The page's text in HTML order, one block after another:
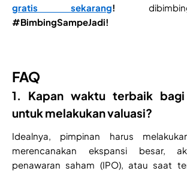
gratis sekarang!
#BimbingSampeJadi!
FAQ
1. Kapan waktu terbaik bagi
untuk melakukan valuasi?
Idealnya, pimpinan harus
merencanakan ekspansi besar,
penawaran saham (IPO), atau saat